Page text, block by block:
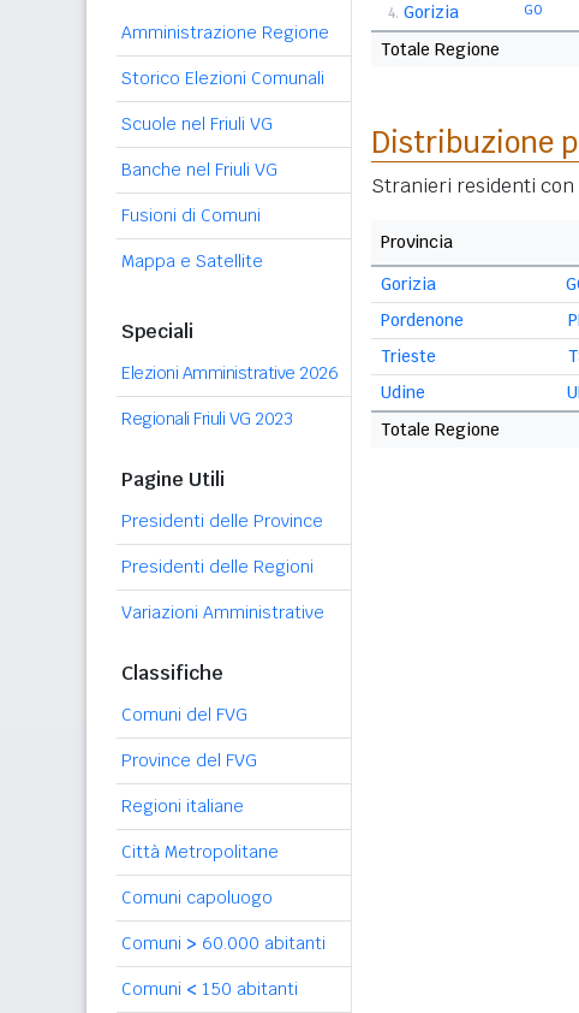
Amministrazione Regione
Storico Elezioni Comunali
Scuole nel Friuli VG
Banche nel Friuli VG
Fusioni di Comuni
Mappa e Satellite
Speciali
Elezioni Amministrative 2026
Regionali Friuli VG 2023
Pagine Utili
Presidenti delle Province
Presidenti delle Regioni
Variazioni Amministrative
Classifiche
Comuni del FVG
Province del FVG
Regioni italiane
Città Metropolitane
Comuni capoluogo
Comuni > 60.000 abitanti
Comuni < 150 abitanti
4. GO
Gorizia
Totale Regione
Distribuzione
Stranieri residenti con
Provincia
Gorizia
Pordenone
Trieste
Udine
Totale Regione